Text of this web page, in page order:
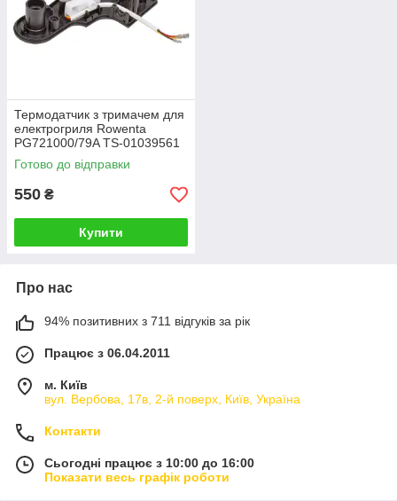
Термодатчик з тримачем для
електрогриля Rowenta
PG721000/79A TS-01039561
Готово до відправки
550 ₴
Купити
Про нас
94% позитивних з 711 відгуків за рік
Працює з 06.04.2011
м. Київ
вул. Вербова, 17в, 2-й поверх, Київ, Україна
Контакти
Сьогодні працює з 10:00 до 16:00
Показати весь графік роботи